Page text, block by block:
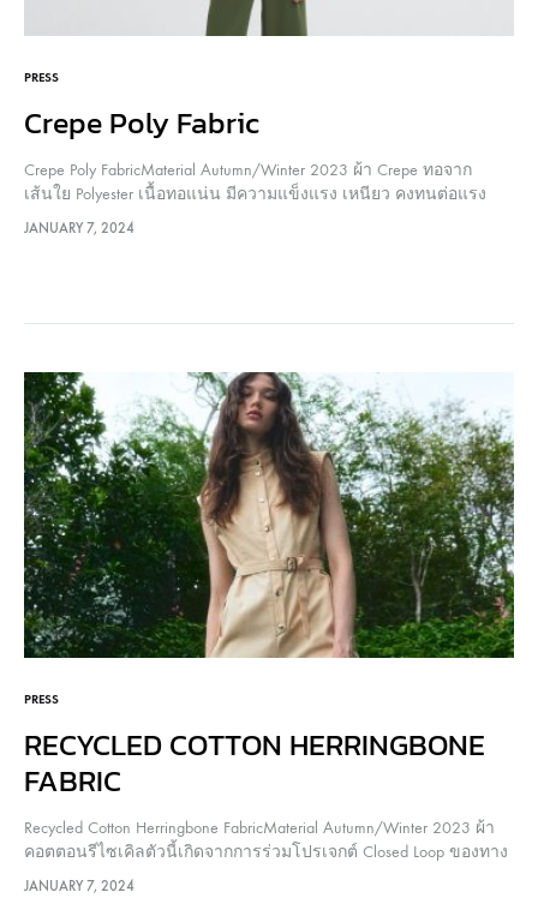
PRESS
Crepe Poly Fabric
Crepe Poly FabricMaterial Autumn/Winter 2023 ผ้า Crepe ทอจาก
เส้นใย Polyester เนื้อทอแน่น มีความแข็งแรง เหนียว คงทนต่อแรง
กระชากและฉีกขาด เนื้อผ้าคงรูปได้ดี ไม่ยับง่าย คืนทรงเร็ว น้ำหนักดี
ทิ้งตัวสวย เสริมให้ผู้สวมใส่ดูสง่าและหรูหรา เส้นใย Polyester…
JANUARY 7, 2024
PRESS
RECYCLED COTTON HERRINGBONE
FABRIC
Recycled Cotton Herringbone FabricMaterial Autumn/Winter 2023 ผ้า
คอตตอนรีไซเคิลตัวนี้เกิดจากการร่วมโปรเจกต์ Closed Loop ของทาง
SC Grand เป็นการนำเศษผ้าคอตตอนที่เหลือจากกระบวนการผลิตของ
ทาง YMF 30% ไปทำการรีไซเคิลและนำมาทอร่วมกับเส้นใยของทาง
JANUARY 7, 2024